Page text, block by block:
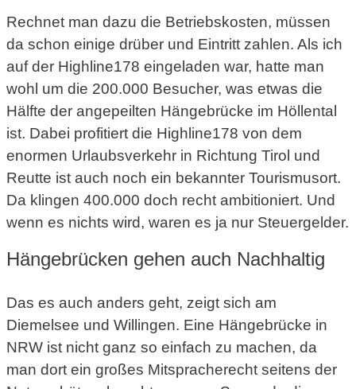
Rechnet man dazu die Betriebskosten, müssen
da schon einige drüber und Eintritt zahlen. Als ich
auf der Highline178 eingeladen war, hatte man
wohl um die 200.000 Besucher, was etwas die
Hälfte der angepeilten Hängebrücke im Höllental
ist. Dabei profitiert die Highline178 von dem
enormen Urlaubsverkehr in Richtung Tirol und
Reutte ist auch noch ein bekannter Tourismusort.
Da klingen 400.000 doch recht ambitioniert. Und
wenn es nichts wird, waren es ja nur Steuergelder.
Hängebrücken gehen auch Nachhaltig
Das es auch anders geht, zeigt sich am
Diemelsee und Willingen. Eine Hängebrücke in
NRW ist nicht ganz so einfach zu machen, da
man dort ein großes Mitspracherecht seitens der